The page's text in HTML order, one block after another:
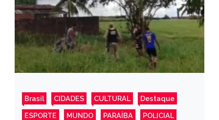
Brasil CIDADES CULTURAL Destaque
ESPORTE MUNDO PARAÍBA POLICIAL